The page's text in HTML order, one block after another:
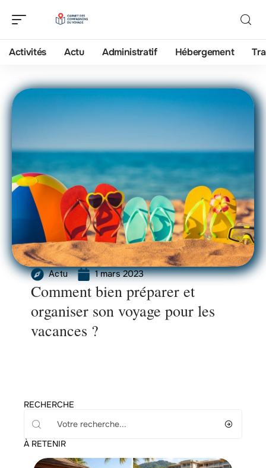
Activités Actu Administratif Hébergement
Actu 1 mars 2023
Comment bien préparer et
organiser son voyage pour les
vacances ?
RECHERCHE
À RETENIR